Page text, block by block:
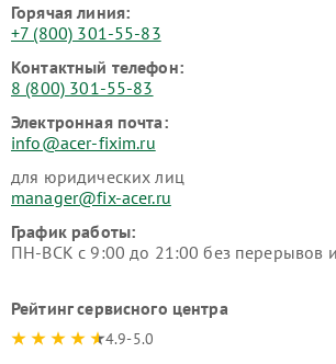
Горячая линия:
+7 (800) 301-55-83
Контактный телефон:
8 (800) 301-55-83
Электронная почта:
info@acer-fixim.ru
для юридических лиц
manager@fix-acer.ru
График работы:
ПН-ВСК с 9:00 до 21:00 без перерывов
Рейтинг сервисного центра
4.9-5.0